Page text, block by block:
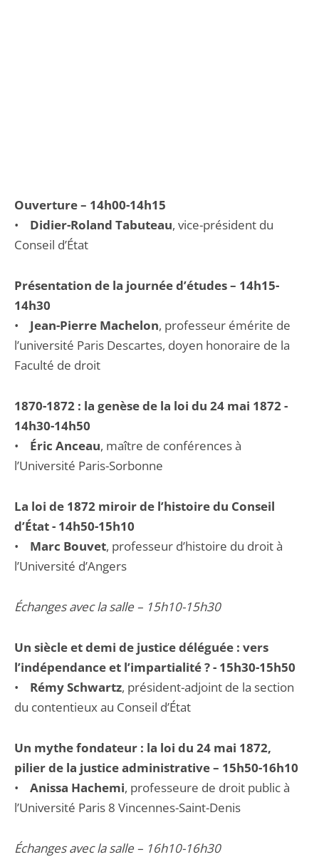
Ouverture – 14h00-14h15
• Didier-Roland Tabuteau, vice-président du
Conseil d’État
Présentation de la journée d’études – 14h15-
14h30
• Jean-Pierre Machelon, professeur émérite de
l’université Paris Descartes, doyen honoraire de la
Faculté de droit
1870-1872 : la genèse de la loi du 24 mai 1872 -
14h30-14h50
• Éric Anceau, maître de conférences à
l’Université Paris-Sorbonne
La loi de 1872 miroir de l’histoire du Conseil
d’État - 14h50-15h10
• Marc Bouvet, professeur d’histoire du droit à
l’Université d’Angers
Échanges avec la salle – 15h10-15h30
Un siècle et demi de justice déléguée : vers
l’indépendance et l’impartialité ? - 15h30-15h50
• Rémy Schwartz, président-adjoint de la section
du contentieux au Conseil d’État
Un mythe fondateur : la loi du 24 mai 1872,
pilier de la justice administrative – 15h50-16h10
• Anissa Hachemi, professeure de droit public à
l’Université Paris 8 Vincennes-Saint-Denis
Échanges avec la salle – 16h10-16h30